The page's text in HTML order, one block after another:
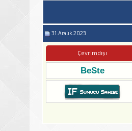
31.Aralık.2023
Çevrimdışı
BeSte